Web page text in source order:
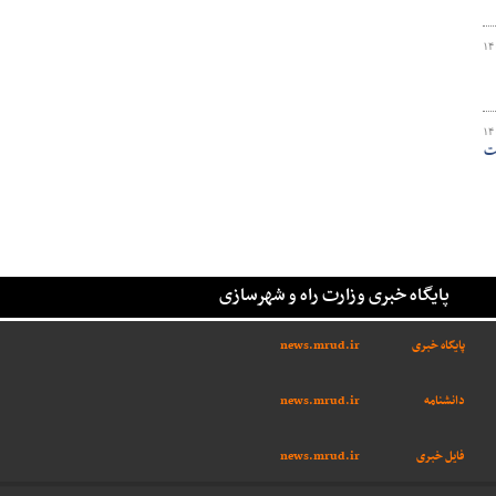
پایگاه خبری وزارت راه و شهرسازی
پایگاه خبری news.mrud.ir
دانشنامه
news.mrud.ir
فایل خبری news.mrud.ir